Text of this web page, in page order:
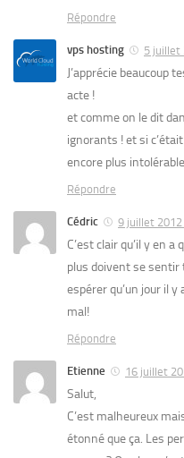
Répondre
vps hosting 5 juillet
J’apprécie beaucoup
acte !
et comme on le dit
ignorants ! et si
encore plus intolérable
Répondre
Cédric 9 juillet 2012
C’est clair qu’il y en
plus doivent se
espérer qu’un jour il
mal!
Répondre
Etienne 16 juillet
Salut,
C’est malheureux
étonné que ça. Les